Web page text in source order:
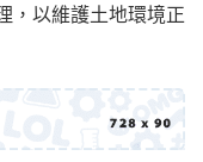
，以維護土地環境正